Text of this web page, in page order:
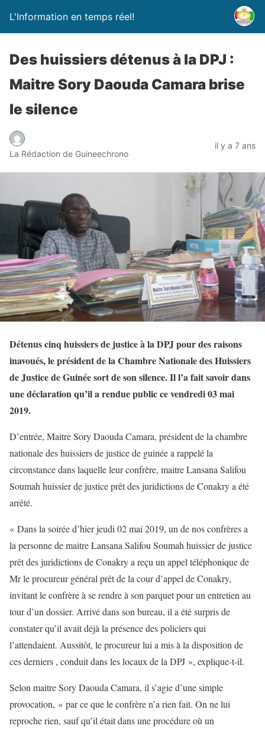
L'Information en temps réel!
Des huissiers détenus à la DPJ :
Maitre Sory Daouda Camara brise
le silence
La Rédaction de Guineechrono
il y a 7 ans
Détenus cinq huissiers de justice à la DPJ pour des raisons
inavoués, le président de la Chambre Nationale des Huissiers
de Justice de Guinée sort de son silence. Il l’a fait savoir dans
une déclaration qu’il a rendue public ce vendredi 03 mai
2019.
D’entrée, Maitre Sory Daouda Camara, président de la chambre
nationale des huissiers de justice de guinée a rappelé la
circonstance dans laquelle leur confrère, maitre Lansana Salifou
Soumah huissier de justice prêt des juridictions de Conakry a été
arrêté.
« Dans la soirée d’hier jeudi 02 mai 2019, un de nos confrères a
la personne de maitre Lansana Salifou Soumah huissier de justice
prêt des juridictions de Conakry a reçu un appel téléphonique de
Mr le procureur général prêt de la cour d’appel de Conakry,
invitant le confrère à se rendre à son parquet pour un entretien au
tour d’un dossier. Arrivé dans son bureau, il a été surpris de
constater qu’il avait déjà la présence des policiers qui
l’attendaient. Aussitôt, le procureur lui a mis à la disposition de
ces derniers , conduit dans les locaux de la DPJ », explique-t-il.
Selon maitre Sory Daouda Camara, il s’agie d’une simple
provocation, « par ce que le confrère n’a rien fait. On ne lui
reproche rien, sauf qu’il était dans une procédure où un